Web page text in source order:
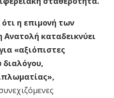
η επιμονή των
καταδεικνύει
«αξιόπιστες
διαλόγου,